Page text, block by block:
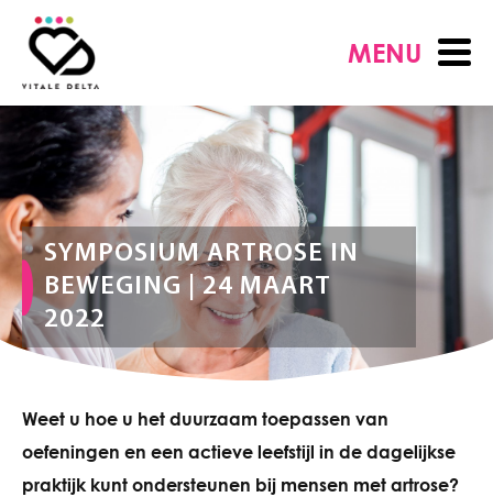
MENU
SYMPOSIUM ARTROSE IN
BEWEGING | 24 MAART
2022
Weet u hoe u het duurzaam toepassen van
oefeningen en een actieve leefstijl in de dagelijkse
praktijk kunt ondersteunen bij mensen met artrose?